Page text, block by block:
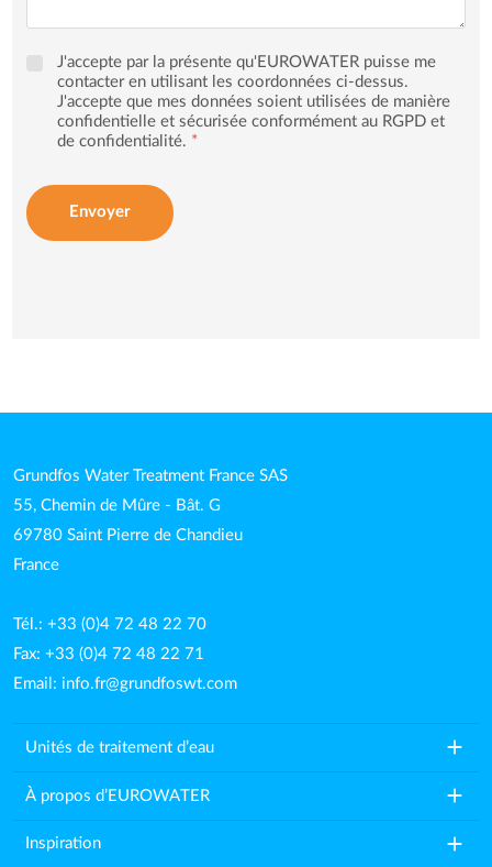
J'accepte par la présente qu'EUROWATER puisse me
contacter en utilisant les coordonnées ci-dessus.
J'accepte que mes données soient utilisées de manière
confidentielle et sécurisée conformément au RGPD et
de confidentialité. *
Envoyer
Grundfos Water Treatment France SAS
55, Chemin de Mûre - Bât. G
69780 Saint Pierre de Chandieu
France
Tél.: +33 (0)4 72 48 22 70
Fax: +33 (0)4 72 48 22 71
Email: info.fr@grundfoswt.com
Unités de traitement d’eau add
À propos d’EUROWATER add
Inspiration add